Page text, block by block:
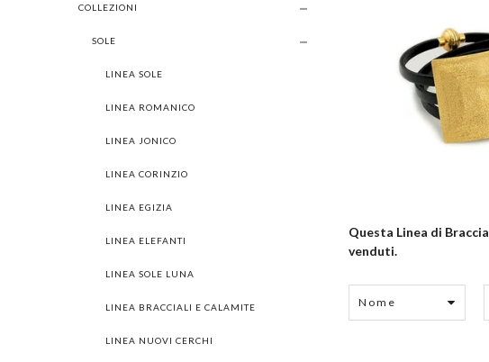
Questa Linea di
venduti.
Nome
COLLEZIONI
SOLE
LINEA SOLE
LINEA ROMANICO
LINEA JONICO
LINEA CORINZIO
LINEA EGIZIA
LINEA ELEFANTI
LINEA SOLE LUNA
LINEA BRACCIALI E CALAMITE
LINEA NUOVI CERCHI